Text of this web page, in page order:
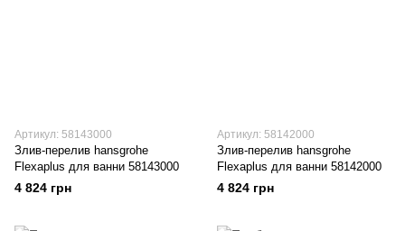
Артикул: 58143000
Злив-перелив hansgrohe
Flexaplus для ванни 58143000
4 824 грн
Артикул: 58142000
Злив-перелив hansgrohe
Flexaplus для ванни 58142000
4 824 грн